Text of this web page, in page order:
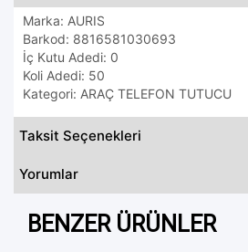
Marka: AURIS
Barkod: 8816581030693
İç Kutu Adedi: 0
Koli Adedi: 50
Kategori: ARAÇ TELEFON TUTUCU
Taksit Seçenekleri
Yorumlar
BENZER ÜRÜNLER